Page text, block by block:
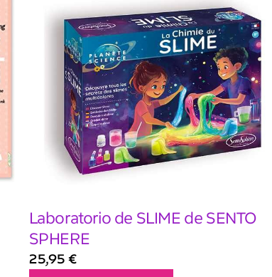
Laboratorio de SLIME de SENTO
SPHERE
25,95 €